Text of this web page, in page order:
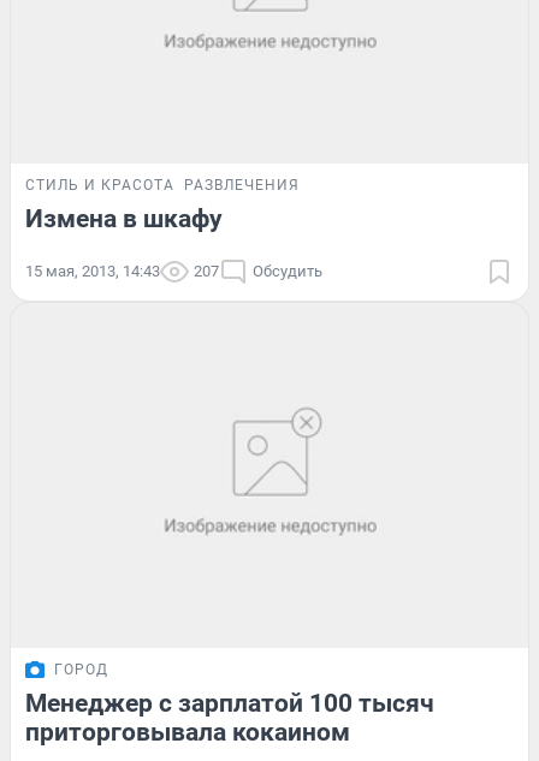
СТИЛЬ И КРАСОТА РАЗВЛЕЧЕНИЯ
Измена в шкафу
15 мая, 2013, 14:43 207 Обсудить
ГОРОД
Менеджер с зарплатой 100 тысяч
приторговывала кокаином